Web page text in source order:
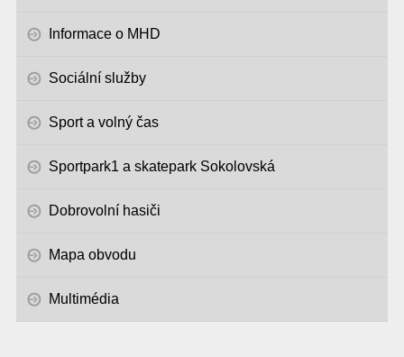
Informace o MHD
Sociální služby
Sport a volný čas
Sportpark1 a skatepark Sokolovská
Dobrovolní hasiči
Mapa obvodu
Multimédia